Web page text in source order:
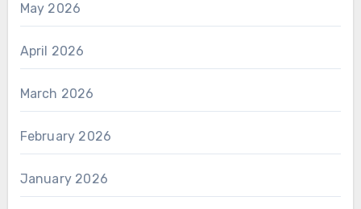
May 2026
April 2026
March 2026
February 2026
January 2026